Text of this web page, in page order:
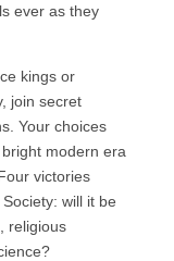
ever as they
kings or
join secret
Your choices
modern era
victories
will it be
religious